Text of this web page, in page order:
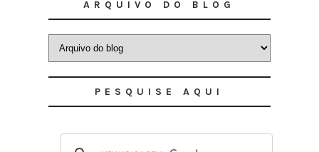
ARQUIVO DO BLOG
PESQUISE AQUI